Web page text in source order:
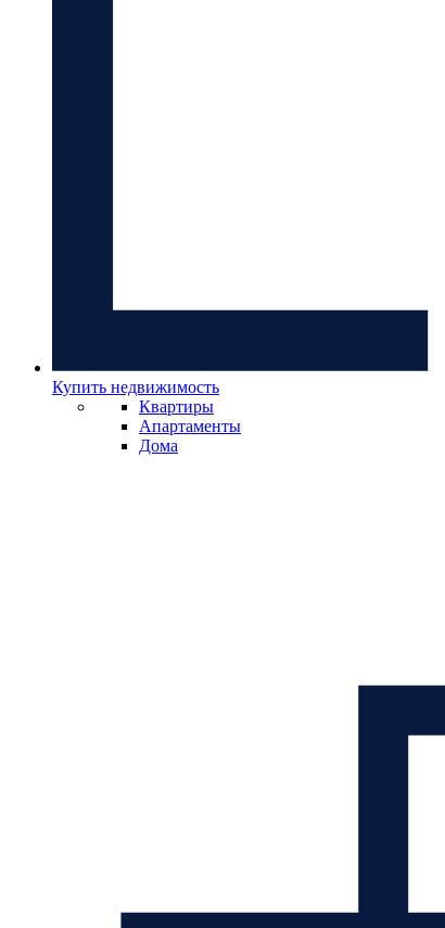
Купить недвижимость
Квартиры
Апартаменты
Дома